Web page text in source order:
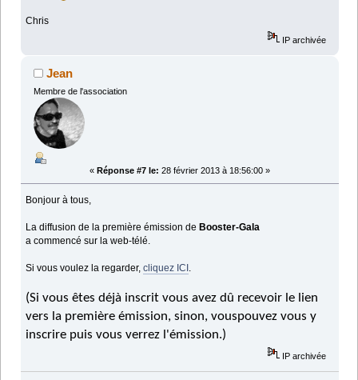
Chris
IP archivée
Jean
Membre de l'association
« Réponse #7 le: 28 février 2013 à 18:56:00 »
Bonjour à tous,
La diffusion de la première émission de Booster-Gala
a commencé sur la web-télé.
Si vous voulez la regarder,cliquez ICI .
(Si vous êtes déjà inscrit vous avez dû recevoir le lien
vers la première émission, sinon, vouspouvez vous y
inscrire puis vous verrez l'émission.)
IP archivée